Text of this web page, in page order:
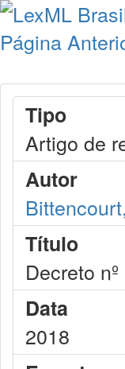
Página
Tipo
Artigo de
Autor
Título
Decreto
Data
2018